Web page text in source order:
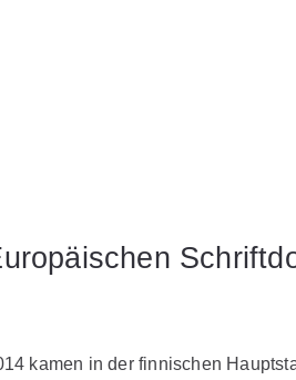
kamen in der finnischen